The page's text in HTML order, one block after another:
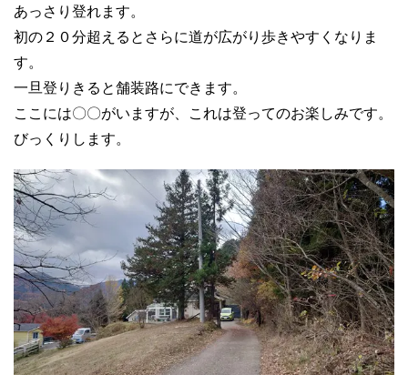
あっさり登れます。
初の２０分超えるとさらに道が広がり歩きやすくなりま
す。
一旦登りきると舗装路にできます。
ここには〇〇がいますが、これは登ってのお楽しみです。
びっくりします。